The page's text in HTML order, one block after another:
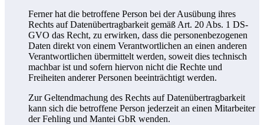
Ferner hat die betroffene Person bei der Ausübung ihres
Rechts auf Datenübertragbarkeit gemäß Art. 20 Abs. 1 DS-
GVO das Recht, zu erwirken, dass die personenbezogenen
Daten direkt von einem Verantwortlichen an einen anderen
Verantwortlichen übermittelt werden, soweit dies technisch
machbar ist und sofern hiervon nicht die Rechte und
Freiheiten anderer Personen beeinträchtigt werden.
Zur Geltendmachung des Rechts auf Datenübertragbarkeit
kann sich die betroffene Person jederzeit an einen Mitarbeiter
der Fehling und Mantei GbR wenden.